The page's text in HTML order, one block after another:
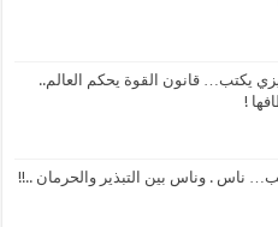
يكتب… قانون القوة يحكم العالم..
!
ناس . وناس بين التبذير والحرمان ..!!